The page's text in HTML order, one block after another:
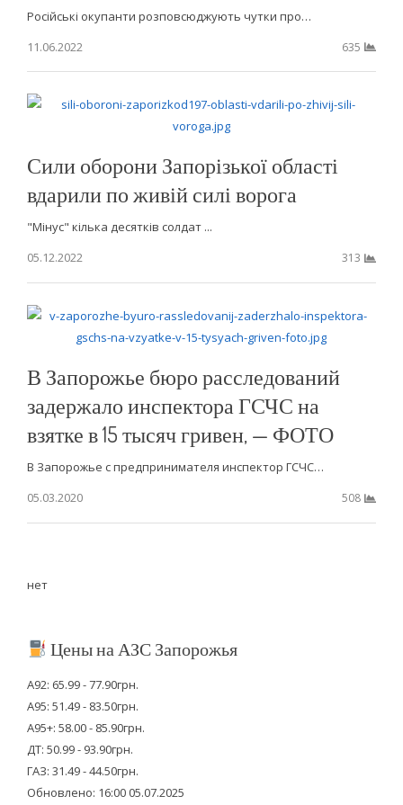
Російські окупанти розповсюджують чутки про…
11.06.2022
635
Сили оборони Запорізької області
вдарили по живій силі ворога
"Мінус" кілька десятків солдат ...
05.12.2022
313
В Запорожье бюро расследований
задержало инспектора ГСЧС на
взятке в 15 тысяч гривен, — ФОТО
В Запорожье с предпринимателя инспектор ГСЧС…
05.03.2020
508
нет
Цены на АЗС Запорожья
А92: 65.99 - 77.90грн.
А95: 51.49 - 83.50грн.
А95+: 58.00 - 85.90грн.
ДТ: 50.99 - 93.90грн.
ГАЗ: 31.49 - 44.50грн.
Обновлено: 16:00 05.07.2025